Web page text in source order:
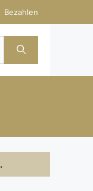
Bezahlen
.